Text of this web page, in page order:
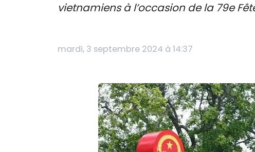
vietnamiens à l’occasion de la 79e
mardi, 3 septembre 2024 à 14:37